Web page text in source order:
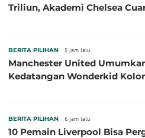
Triliun, Akademi Chelsea
BERITA PILIHAN 5 jam lalu
Manchester United
Kedatangan Wonderkid
BERITA PILIHAN 6 jam lalu
10 Pemain Liverpool Bisa